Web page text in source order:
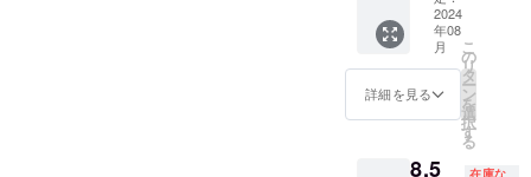
に実が
取れて
しまう
場合が
ござい
※葡萄の
配送に
(送料込)
勝沼産
安芸ク
イーン
を2房お
届けい
たしま
【重
2024
年08
月
詳細を見る
こ
の
リ
タ
ー
ン
を
選
択
す
る
8,5 在庫な